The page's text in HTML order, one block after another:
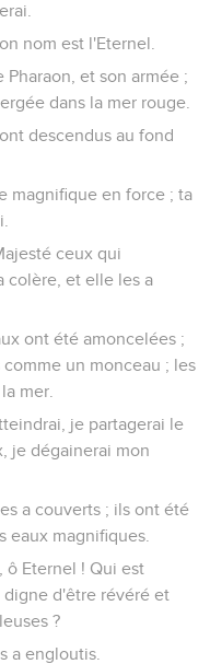
nom est l'Eternel.
Pharaon, et son armée ;
dans la mer rouge.
descendus au fond
magnifique en force ; ta
ceux qui
colère, et elle les a
ont été amoncelées ;
un monceau ; les
mer.
je partagerai le
je dégainerai mon
a couverts ; ils ont été
eaux magnifiques.
ô Eternel ! Qui est
d'être révéré et
?
a engloutis.